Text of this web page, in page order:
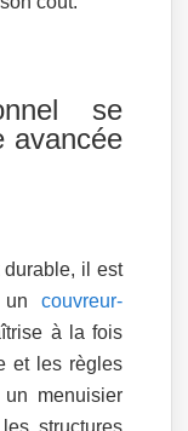
se
avancée
il est
un couvreur-
à la fois
et les règles
un menuisier
structures